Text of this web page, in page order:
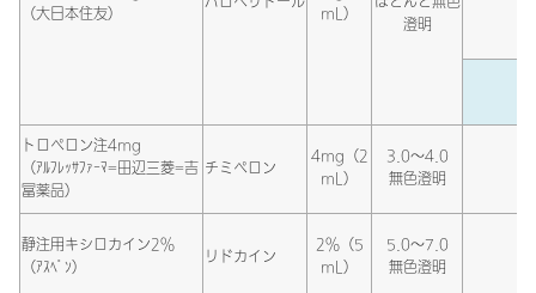
（大日本住友）
mL）
澄明
トロペロン注4mg
（ｱﾙﾌﾚｯｻﾌｧｰﾏ=田辺三菱=吉
冨薬品）
チミペロン
4mg（2
mL）
3.0～4.0
無色澄明
静注用キシロカイン2％
（ｱｽﾍﾟﾝ）
リドカイン
2％（5
mL）
5.0～7.0
無色澄明